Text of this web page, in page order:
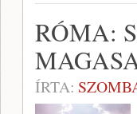
RÓMA:
ÍRTA: